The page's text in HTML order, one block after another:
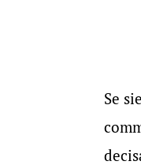
Se